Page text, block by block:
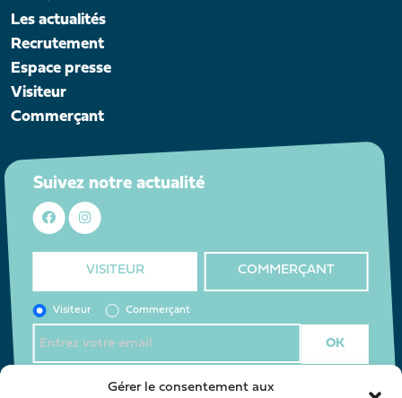
Gérer le consentement aux
Les actualités
Recrutement
Espace presse
Visiteur
Commerçant
Suivez notre actualité
VISITEUR COMMERÇANT
Visiteur Commerçant